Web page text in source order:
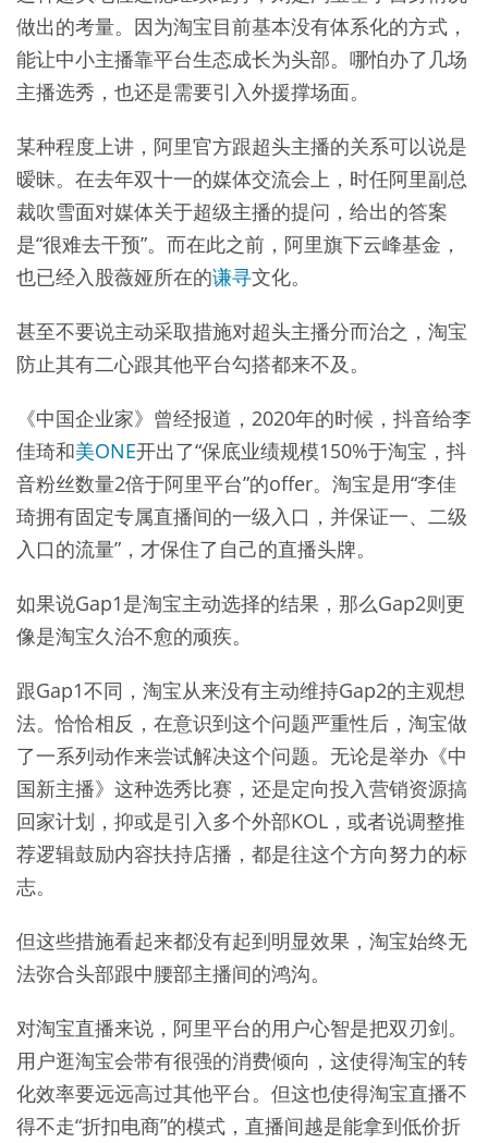
做出的考量。因为淘宝目前基本没有体系化的方式，
能让中小主播靠平台生态成长为头部。哪怕办了几场
主播选秀，也还是需要引入外援撑场面。
某种程度上讲，阿里官方跟超头主播的关系可以说是
暧昧。在去年双十一的媒体交流会上，时任阿里副总
裁吹雪面对媒体关于超级主播的提问，给出的答案
是“很难去干预”。而在此之前，阿里旗下云峰基金，
也已经入股薇娅所在的谦寻文化。
甚至不要说主动采取措施对超头主播分而治之，淘宝
防止其有二心跟其他平台勾搭都来不及。
《中国企业家》曾经报道，2020年的时候，抖音给李
佳琦和美ONE开出了“保底业绩规模150%于淘宝，抖
音粉丝数量2倍于阿里平台”的offer。淘宝是用“李佳
琦拥有固定专属直播间的一级入口，并保证一、二级
入口的流量”，才保住了自己的直播头牌。
如果说Gap1是淘宝主动选择的结果，那么Gap2则更
像是淘宝久治不愈的顽疾。
跟Gap1不同，淘宝从来没有主动维持Gap2的主观想
法。恰恰相反，在意识到这个问题严重性后，淘宝做
了一系列动作来尝试解决这个问题。无论是举办《中
国新主播》这种选秀比赛，还是定向投入营销资源搞
回家计划，抑或是引入多个外部KOL，或者说调整推
荐逻辑鼓励内容扶持店播，都是往这个方向努力的标
志。
但这些措施看起来都没有起到明显效果，淘宝始终无
法弥合头部跟中腰部主播间的鸿沟。
对淘宝直播来说，阿里平台的用户心智是把双刃剑。
用户逛淘宝会带有很强的消费倾向，这使得淘宝的转
化效率要远远高过其他平台。但这也使得淘宝直播不
得不走“折扣电商”的模式，直播间越是能拿到低价折